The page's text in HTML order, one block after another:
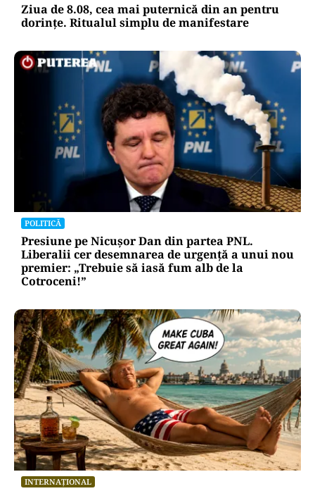
Ziua de 8.08, cea mai puternică din an pentru
dorințe. Ritualul simplu de manifestare
POLITICĂ
Presiune pe Nicușor Dan din partea PNL.
Liberalii cer desemnarea de urgență a unui nou
premier: „Trebuie să iasă fum alb de la
Cotroceni!”
INTERNAȚIONAL